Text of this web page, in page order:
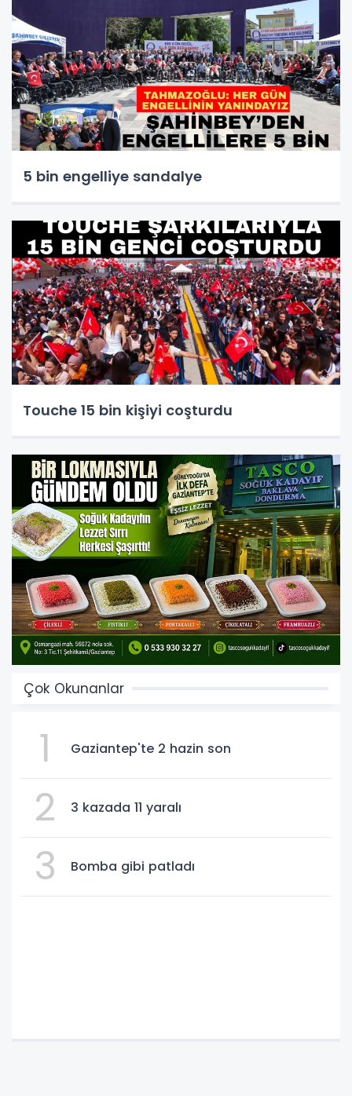
5 bin engelliye sandalye
Touche 15 bin kişiyi coşturdu
Çok Okunanlar
1 Gaziantep'te 2 hazin son
2 3 kazada 11 yaralı
3 Bomba gibi patladı